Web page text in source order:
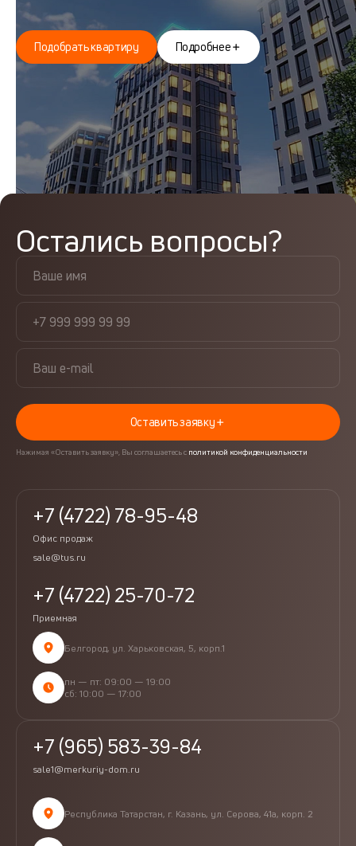
Подобрать квартиру Подробнее
Остались вопросы?
Оставить заявку
Нажимая «Оставить заявку», Вы соглашаетесь с политикой конфиденциальности
+7 (4722) 78-95-48
Офис продаж
+7 (4722) 25-70-72
Приемная
sale@tus.ru
Белгород, ул. Харьковская, 5, корп.1
пн — пт: 09:00 — 19:00
сб: 10:00 — 17:00
+7 (965) 583-39-84
sale1@merkuriy-dom.ru
Республика Татарстан, г. Казань, ул. Серова, 41а, корп. 2